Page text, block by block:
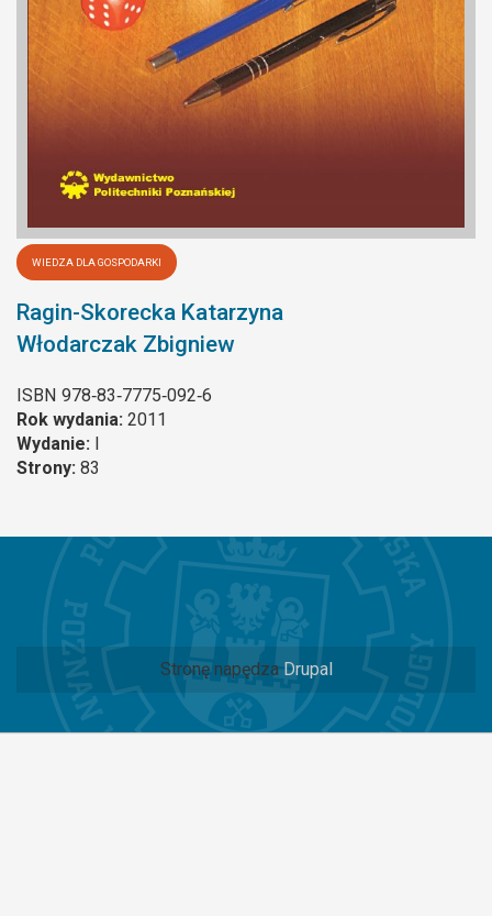
WIEDZA DLA GOSPODARKI
Ragin-Skorecka Katarzyna
Włodarczak Zbigniew
ISBN 978‐83‐7775‐092‐6
Rok wydania: 2011
Wydanie: I
Strony: 83
Stronę napędza Drupal